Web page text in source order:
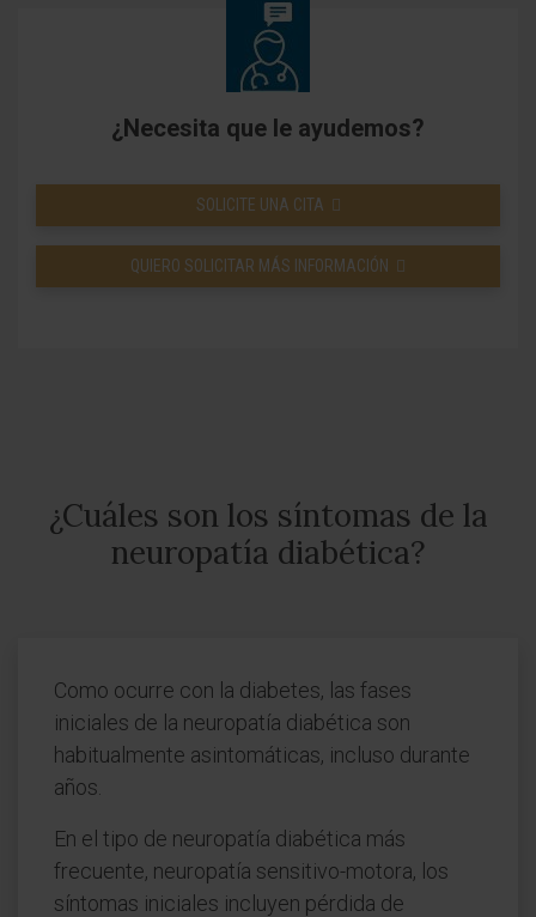
¿Necesita que le ayudemos?
SOLICITE UNA CITA
QUIERO SOLICITAR MÁS INFORMACIÓN
¿Cuáles son los síntomas de la
neuropatía diabética?
Como ocurre con la diabetes, las fases
iniciales de la neuropatía diabética son
habitualmente asintomáticas, incluso durante
años.
En el tipo de neuropatía diabética más
frecuente, neuropatía sensitivo-motora, los
síntomas iniciales incluyen pérdida de